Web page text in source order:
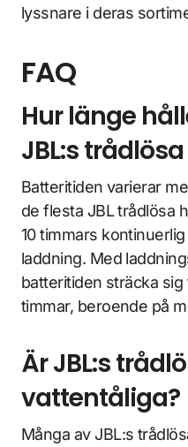
lyssnare i deras
FAQ
Hur länge
JBL:s
Batteritiden varierar
de flesta JBL trådlösa
10 timmars
laddning. Med
batteritiden sträcka
timmar, beroende på
Är JBL:s
vattentåliga?
Många av JBL:s